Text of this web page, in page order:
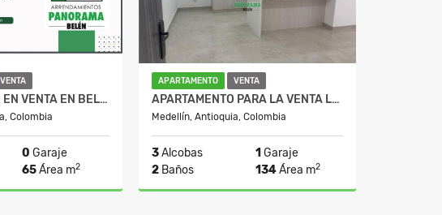
VENTA
APARTAMENTO EN VENTA EN BELÉN RINCON
Colombia
0 Garaje
65Área m2
APARTAMENTO VENTA
APARTAMENTO PARA LA VENTA LA CASTELLANA
Medellín, Antioquia, Colombia
3Alcobas 1 Garaje
2 Baños 134Área m2